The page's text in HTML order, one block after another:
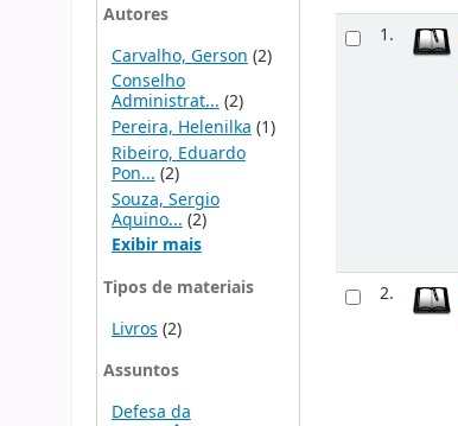
Autores
Carvalho, Gerson (2)
Conselho
Administrat...(2)
Pereira, Helenilka (1)
Ribeiro, Eduardo
Pon... (2)
Souza, Sergio
Aquino... (2)
Exibir mais
Tipos de materiais
Livros (2)
Assuntos
Defesa da
1.
2.